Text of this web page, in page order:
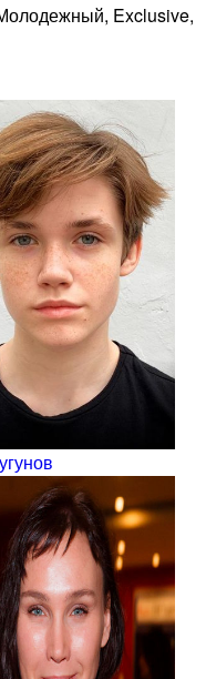
Exclusive,